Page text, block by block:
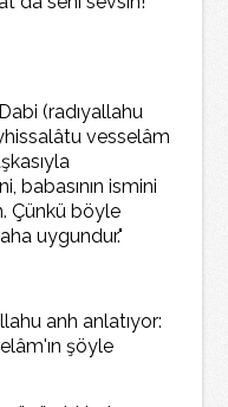
(radıyallahu
vesselâm
babasının ismini
Çünkü böyle
uygundur."
anh anlatıyor:
şöyle